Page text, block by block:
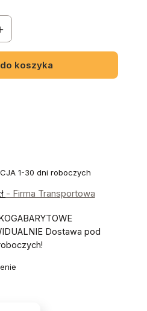
koszyka
1-30 dni roboczych
- Firma Transportowa
Dostawa pod